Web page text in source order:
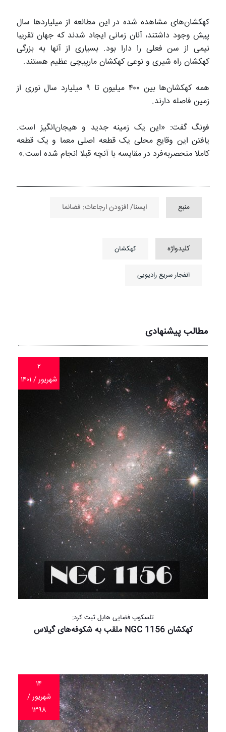
کهکشان‌های مشاهده شده در این مطالعه از میلیاردها سال
پیش وجود داشتند، آنان زمانی ایجاد شدند که جهان تقریبا
نیمی از سن فعلی را دارا بود. بسیاری از آنها به بزرگی
کهکشان راه شیری و نوعی کهکشان مارپیچی عظیم هستند.
همه کهکشان‌ها بین ۴۰۰ میلیون تا ۹ میلیارد سال نوری از
زمین فاصله دارند.
فونگ گفت: «این یک زمینه جدید و هیجان‌انگیز است.
یافتن این وقایع محلی یک قطعه اصلی معما و یک قطعه
کاملا منحصربه‌فرد در مقایسه با آنچه قبلا انجام شده است.»
منبع ایسنا/ افزودن ارجاعات: فضانما
کلیدواژه کهکشان
انفجار سریع رادیویی
مطالب پیشنهادی
۲
شهریور / ۱۴۰۱
تلسکوپ فضایی هابل ثبت کرد:
کهکشان NGC 1156 ملقب به شکوفه‌های گیلاس
۱۴
شهریور /
۱۳۹۸